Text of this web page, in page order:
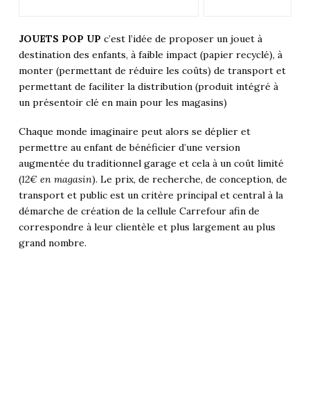
JOUETS POP UP c’est l’idée de proposer un jouet à
destination des enfants, à faible impact (papier recyclé), à
monter (permettant de réduire les coûts) de transport et
permettant de faciliter la distribution (produit intégré à
un présentoir clé en main pour les magasins)
Chaque monde imaginaire peut alors se déplier et
permettre au enfant de bénéficier d’une version
augmentée du traditionnel garage et cela à un coût limité
(12€ en magasin). Le prix, de recherche, de conception, de
transport et public est un critère principal et central à la
démarche de création de la cellule Carrefour afin de
correspondre à leur clientèle et plus largement au plus
grand nombre.